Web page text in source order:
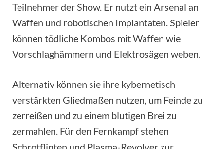
Teilnehmer der Show. Er nutzt ein Arsenal an
Waffen und robotischen Implantaten. Spieler
können tödliche Kombos mit Waffen wie
Vorschlaghämmern und Elektrosägen weben.
Alternativ können sie ihre kybernetisch
verstärkten Gliedmaßen nutzen, um Feinde zu
zerreißen und zu einem blutigen Brei zu
zermahlen. Für den Fernkampf stehen
Schrotflinten und Plasma-Revolver zur